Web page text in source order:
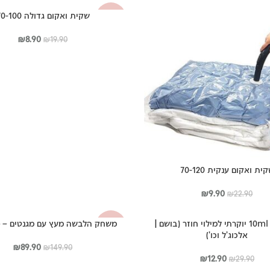
₪129.00.
ואקום ענקית 70-120
₪22.90
המחיר
₪22.90.
₪9.90
המחיר
₪9.90.
שקית ואקום גדולה 70-100
₪19.90
המחיר
₪8.90
המחיר
בקבוקון 10ml יוקרתי למילוי חוזר (בושם |
אלכוג'ל וכו')
₪29.90
המחיר₪12.90
המחיר
-40%
משחק הלבשה מעץ עם מגנטים –
₪149.90
המחיר₪89.90